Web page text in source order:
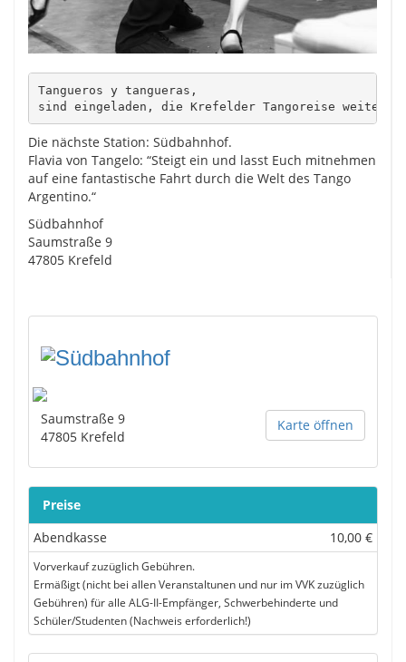
Tangueros y tangueras,
sind eingeladen, die Krefelder Tangoreise weiter
Die nächste Station: Südbahnhof.
Flavia von Tangelo: “Steigt ein und lasst Euch mitnehmen
auf eine fantastische Fahrt durch die Welt des Tango
Argentino.“
Südbahnhof
Saumstraße 9
47805 Krefeld
Karte öffnen
Saumstraße 9
47805 Krefeld
Preise
Abendkasse
10,00 €
Vorverkauf zuzüglich Gebühren.
Ermäßigt (nicht bei allen Veranstaltunen und nur im VVK zuzüglich
Gebühren) für alle ALG-II-Empfänger, Schwerbehinderte und
Schüler/Studenten (Nachweis erforderlich!)